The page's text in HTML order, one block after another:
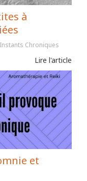
à
Chroniques
Lire l'article
et